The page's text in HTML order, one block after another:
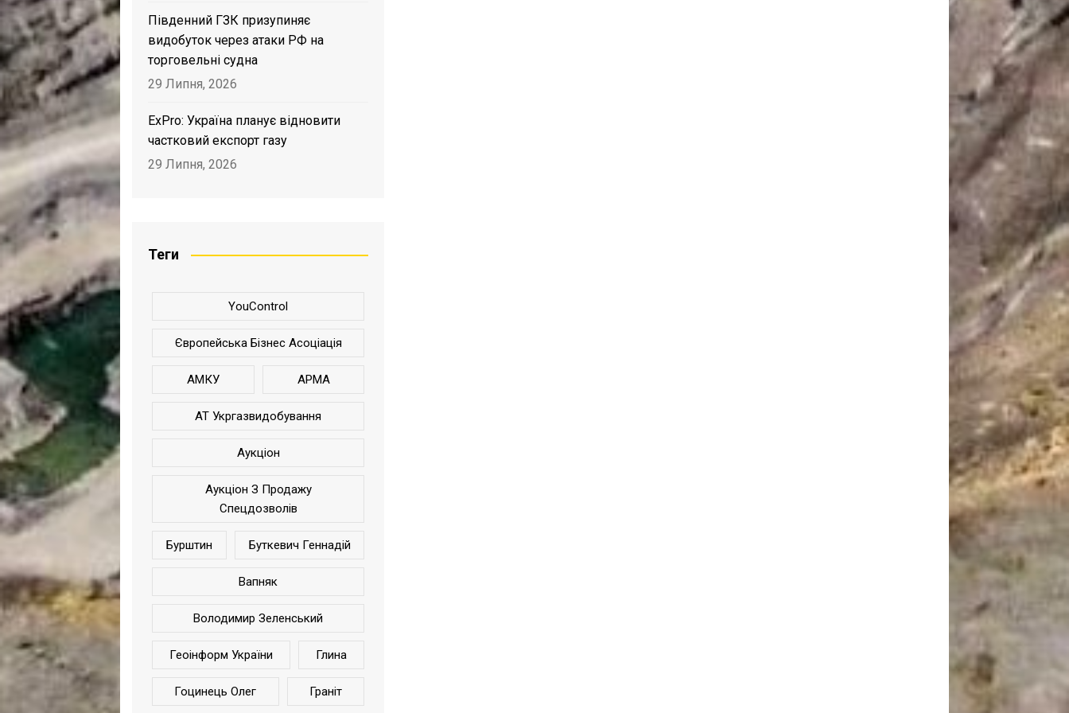
Південний ГЗК призупиняє
видобуток через атаки РФ на
торговельні судна
29 Липня, 2026
ExPro: Україна планує відновити
частковий експорт газу
29 Липня, 2026
Теги
YouControl
Європейська Бізнес Асоціація
АМКУ АРМА
АТ Укргазвидобування
Аукціон
Аукціон З Продажу
Спецдозволів
Бурштин Буткевич Геннадій
Вапняк
Володимир Зеленський
Геоінформ України Глина
Гоцинець Олег Граніт